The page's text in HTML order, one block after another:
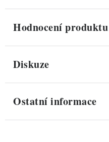
Hodnocení
Diskuze
Ostatní informace